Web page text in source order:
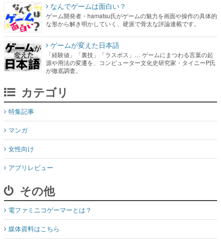
なんでゲームは面白い？
ゲーム開発者・hamatsu氏がゲームの魅力を画面や操作の具体的
な形から解き明かしていく、硬派で骨太な評論連載です。
ゲームが変えた日本語
「経験値」「裏技」「ラスボス」… ゲームにまつわる言葉の起
源や用法の変遷を、コンピューター文化史研究家・タイニーP氏
が徹底調査。
カテゴリ
特集記事
マンガ
女性向け
アプリレビュー
その他
電ファミニコゲーマーとは？
媒体資料はこちら